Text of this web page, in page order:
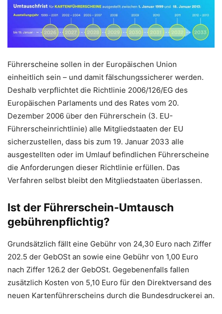
Führerscheine sollen in der Europäischen Union
einheitlich sein – und damit fälschungssicherer werden.
Deshalb verpflichtet die Richtlinie 2006/126/EG des
Europäischen Parlaments und des Rates vom 20.
Dezember 2006 über den Führerschein (3. EU-
Führerscheinrichtlinie) alle Mitgliedstaaten der EU
sicherzustellen, dass bis zum 19. Januar 2033 alle
ausgestellten oder im Umlauf befindlichen Führerscheine
die Anforderungen dieser Richtlinie erfüllen. Das
Verfahren selbst bleibt den Mitgliedstaaten überlassen.
Ist der Führerschein-Umtausch
gebührenpflichtig?
Grundsätzlich fällt eine Gebühr von 24,30 Euro nach Ziffer
202.5 der GebOSt an sowie eine Gebühr von 1,00 Euro
nach Ziffer 126.2 der GebOSt. Gegebenenfalls fallen
zusätzlich Kosten von 5,10 Euro für den Direktversand des
neuen Kartenführerscheins durch die Bundesdruckerei an.